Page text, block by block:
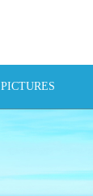
PICTURES